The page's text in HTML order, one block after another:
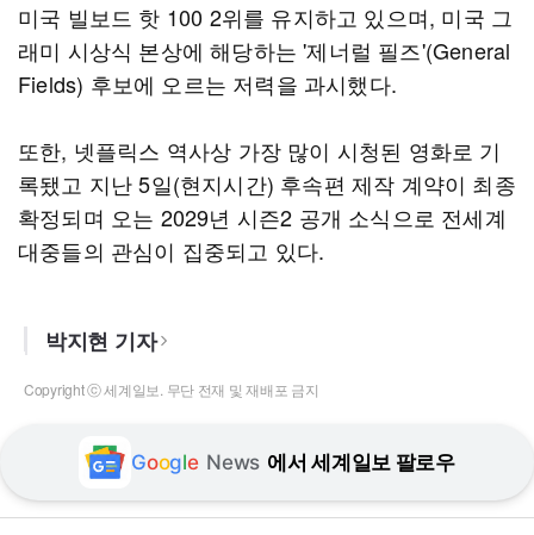
미국 빌보드 핫 100 2위를 유지하고 있으며, 미국 그
래미 시상식 본상에 해당하는 '제너럴 필즈'(General
Fields) 후보에 오르는 저력을 과시했다.
또한, 넷플릭스 역사상 가장 많이 시청된 영화로 기
록됐고 지난 5일(현지시간) 후속편 제작 계약이 최종
확정되며 오는 2029년 시즌2 공개 소식으로 전세계
대중들의 관심이 집중되고 있다.
박지현 기자
Copyright ⓒ 세계일보. 무단 전재 및 재배포 금지
Google News 에서 세계일보 팔로우